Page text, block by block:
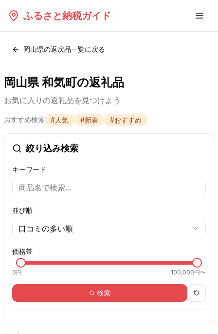
ふるさと納税ガイド
岡山県の返戻品一覧に戻る
岡山県 和気町の返礼品
お気に入りの返礼品を見つけよう
おすすめ検索 #人気 #新着 #おすすめ
絞り込み検索
キーワード
並び順
口コミの多い順
価格帯
0円 100,000円〜
検索